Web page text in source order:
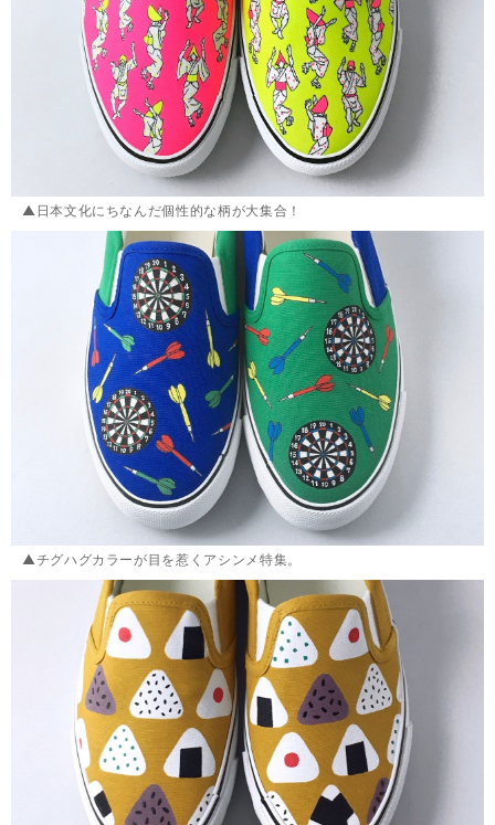
▲日本文化にちなんだ個性的な柄が大集合！
▲チグハグカラーが目を惹くアシンメ特集。